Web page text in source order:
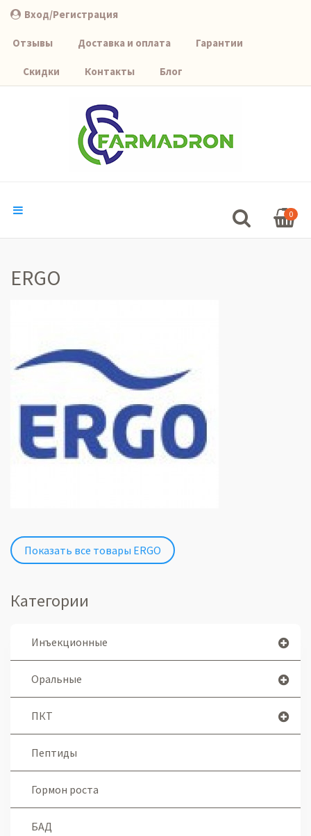
Вход/Регистрация
Отзывы Доставка и оплата Гарантии
Скидки Контакты Блог
0
ERGO
Показать все товары ERGO
Категории
Инъекционные
Оральные
ПКТ
Пептиды
Гормон роста
БАД